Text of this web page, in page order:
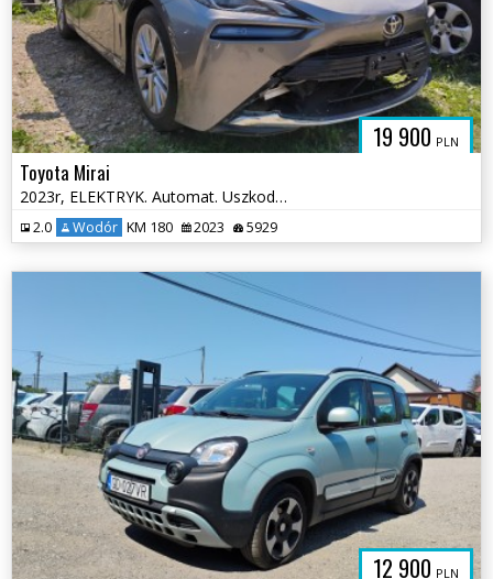
19 900 PLN
Toyota Mirai
2023r, ELEKTRYK. Automat. Uszkodzony tył.
2.0 Wodór KM 180 2023 5929
12 900 PLN